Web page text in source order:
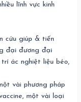
lĩnh vực kinh
cứu giúp & tiến
đại đương đại
ác nghiệt liệu béo,
vài phương pháp
một vài loại